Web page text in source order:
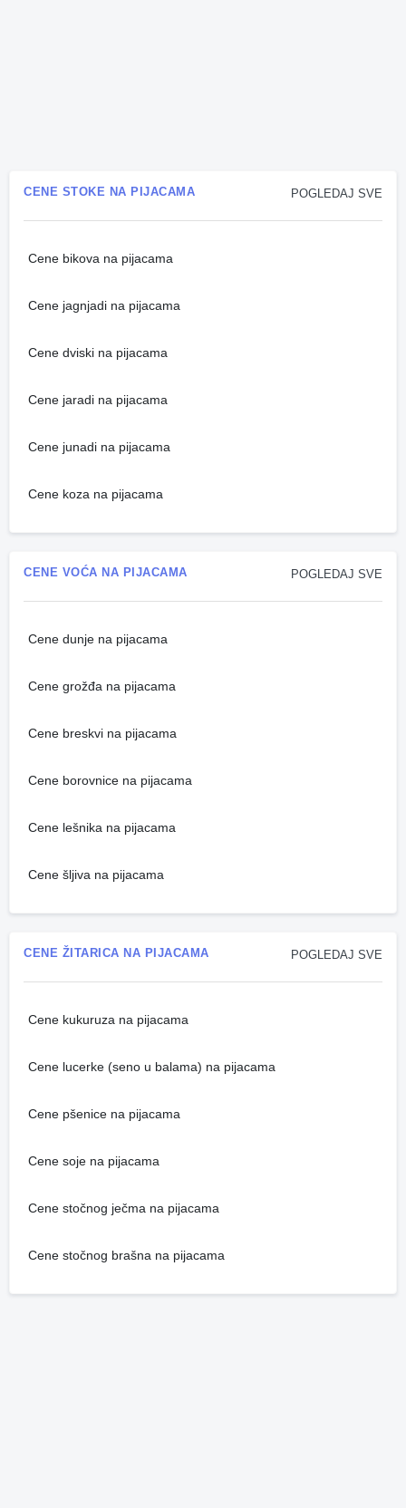
POGLEDAJ SVE
CENE STOKE NA PIJACAMA
Cene bikova na pijacama
Cene jagnjadi na pijacama
Cene dviski na pijacama
Cene jaradi na pijacama
Cene junadi na pijacama
Cene koza na pijacama
POGLEDAJ SVE
CENE VOĆA NA PIJACAMA
Cene dunje na pijacama
Cene grožđa na pijacama
Cene breskvi na pijacama
Cene borovnice na pijacama
Cene lešnika na pijacama
Cene šljiva na pijacama
POGLEDAJ SVE
CENE ŽITARICA NA PIJACAMA
Cene kukuruza na pijacama
Cene lucerke (seno u balama) na pijacama
Cene pšenice na pijacama
Cene soje na pijacama
Cene stočnog ječma na pijacama
Cene stočnog brašna na pijacama